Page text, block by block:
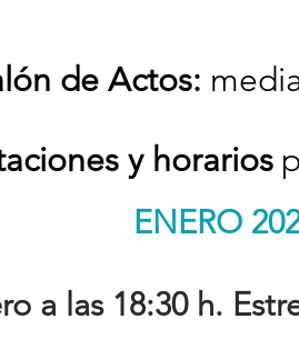
de Actos:
y horarios
ENERO
a las 18:30 h.